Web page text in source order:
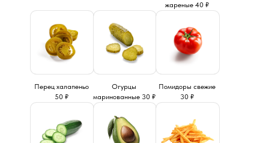
жареные 40 ₽
Перец халапеньо
50 ₽
Огурцы
маринованные 30 ₽
Помидоры свежие
30 ₽